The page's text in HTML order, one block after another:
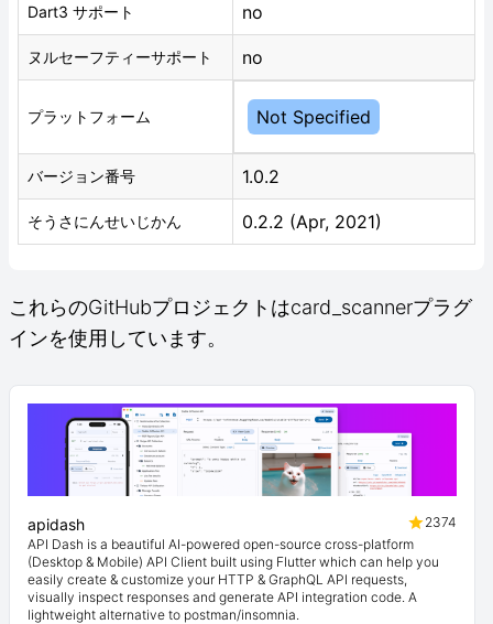
Dart3 サポート no
ヌルセーフティーサポート no
プラットフォーム Not Specified
バージョン番号 1.0.2
そうさにんせいじかん 0.2.2 (Apr, 2021)
これらのGitHubプロジェクトはcard_scannerプラグ
インを使用しています。
apidash
2374
API Dash is a beautiful AI-powered open-source cross-platform
(Desktop & Mobile) API Client built using Flutter which can help you
easily create & customize your HTTP & GraphQL API requests,
visually inspect responses and generate API integration code. A
lightweight alternative to postman/insomnia.